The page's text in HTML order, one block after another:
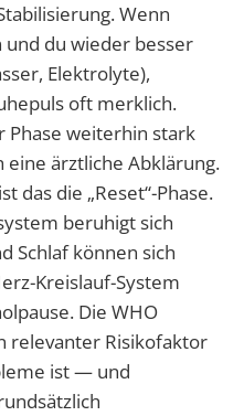
Wenn
und du wieder besser
Elektrolyte),
oft merklich.
Phase weiterhin stark
ärztliche Abklärung.
das die „Reset“-Phase.
beruhigt sich
Schlaf können sich
Kreislauf-System
Die WHO
relevanter Risikofaktor
ist — und